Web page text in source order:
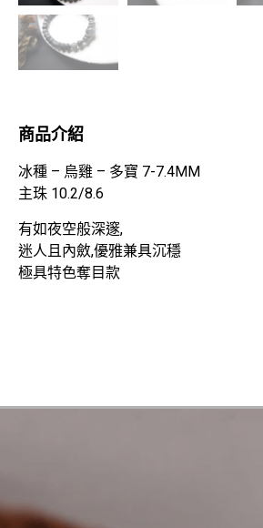
商品介紹
冰種 – 烏雞 – 多寶 7-7.4MM
主珠 10.2/8.6
有如夜空般深邃,
迷人且內斂,優雅兼具沉穩
極具特色奪目款